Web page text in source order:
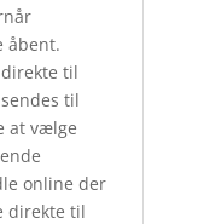
åbent.
til
til
at vælge
online der
direkte til